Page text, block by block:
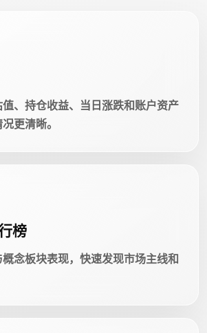
、持仓收益、当日涨跌和账户资产
更清晰。
榜
念板块表现，快速发现市场主线和